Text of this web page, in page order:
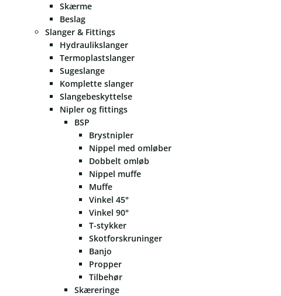
Skærme
Beslag
Slanger & Fittings
Hydraulikslanger
Termoplastslanger
Sugeslange
Komplette slanger
Slangebeskyttelse
Nipler og fittings
BSP
Brystnipler
Nippel med omløber
Dobbelt omløb
Nippel muffe
Muffe
Vinkel 45°
Vinkel 90°
T-stykker
Skotforskruninger
Banjo
Propper
Tilbehør
Skæreringe